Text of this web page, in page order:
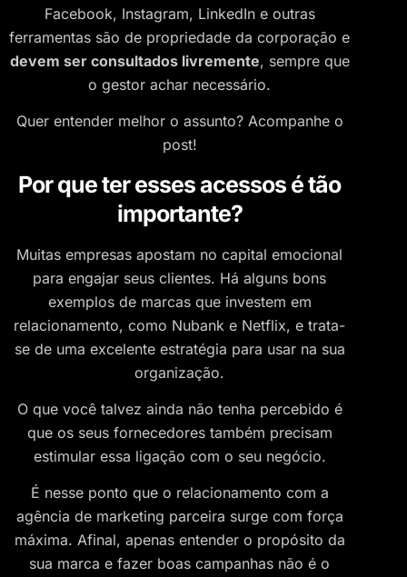
Facebook, Instagram, LinkedIn e outras
ferramentas são de propriedade da corporação e
devem ser consultados livremente, sempre que
o gestor achar necessário.
Quer entender melhor o assunto? Acompanhe o
post!
Por que ter esses acessos é tão
importante?
Muitas empresas apostam no capital emocional
para engajar seus clientes. Há alguns bons
exemplos de marcas que investem em
relacionamento, como Nubank e Netflix, e trata-
se de uma excelente estratégia para usar na sua
organização.
O que você talvez ainda não tenha percebido é
que os seus fornecedores também precisam
estimular essa ligação com o seu negócio.
É nesse ponto que o relacionamento com a
agência de marketing parceira surge com força
máxima. Afinal, apenas entender o propósito da
sua marca e fazer boas campanhas não é o